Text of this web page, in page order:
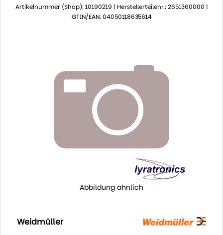
Artikelnummer (Shop): 10190219 | Herstellerteilenr.: 2651360000 |
GTIN/EAN: 04050118635614
Abbildung ähnlich
Weidmüller